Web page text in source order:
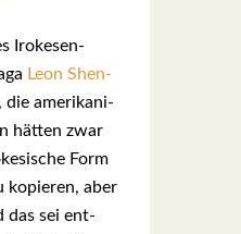
Iro­ke­sen-
Leon Shen­
die ame­ri­ka­ni­
hät­ten zwar
Form
kopie­ren, aber
das sei ent­